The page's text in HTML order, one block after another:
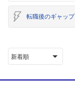
転職後のギャップ
新着順